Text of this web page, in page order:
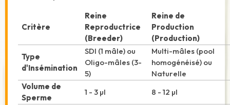
Critère
Reine
Reproductrice
(Breeder)
Reine de
Production
(Production)
Type
d'Insémination
SDI (1 mâle) ou
Oligo-mâles (3-
5)
Multi-mâles (pool
homogénéisé) ou
Naturelle
Volume de
Sperme
1 - 3 µl
8 - 12 µl